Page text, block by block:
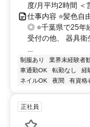
度/月平均2時間 ＜
仕事内容 ⭐髪色自
◎ ⭐千葉県で25年
受付の他、 器具衛
...
制服あり 業界未経験者
車通勤OK
転勤なし 経
ネイルOK
夜間 有資格
正社員